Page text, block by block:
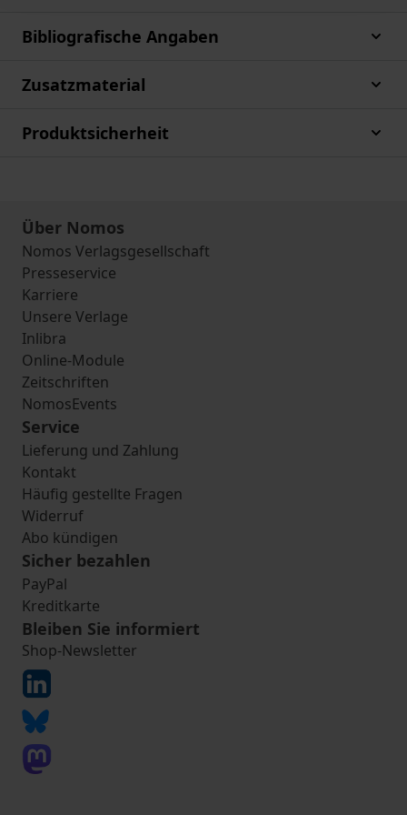
Bibliografische Angaben
Zusatzmaterial
Produktsicherheit
Über Nomos
Nomos Verlagsgesellschaft
Presseservice
Karriere
Unsere Verlage
Inlibra
Online-Module
Zeitschriften
NomosEvents
Service
Lieferung und Zahlung
Kontakt
Häufig gestellte Fragen
Widerruf
Abo kündigen
Sicher bezahlen
PayPal
Kreditkarte
Bleiben Sie informiert
Shop-Newsletter